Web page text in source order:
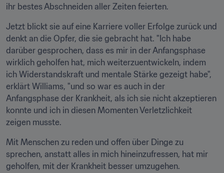
ihr bestes Abschneiden aller Zeiten feierten.
Jetzt blickt sie auf eine Karriere voller Erfolge zurück und
denkt an die Opfer, die sie gebracht hat. "Ich habe
darüber gesprochen, dass es mir in der Anfangsphase
wirklich geholfen hat, mich weiterzuentwickeln, indem
ich Widerstandskraft und mentale Stärke gezeigt habe",
erklärt Williams, "und so war es auch in der
Anfangsphase der Krankheit, als ich sie nicht akzeptieren
konnte und ich in diesen Momenten Verletzlichkeit
zeigen musste.
Mit Menschen zu reden und offen über Dinge zu
sprechen, anstatt alles in mich hineinzufressen, hat mir
geholfen, mit der Krankheit besser umzugehen.